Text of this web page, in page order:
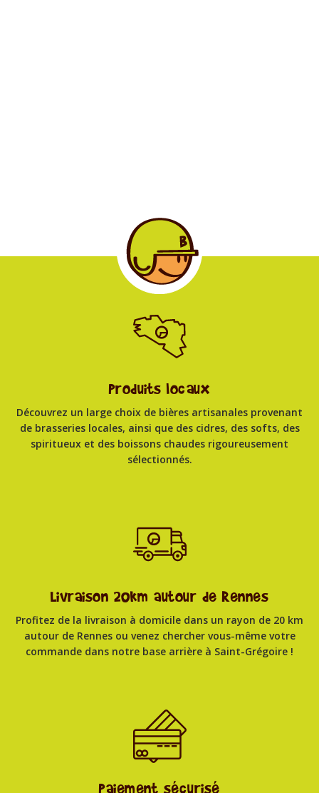
Produits locaux
Découvrez un large choix de bières artisanales provenant
de brasseries locales, ainsi que des cidres, des softs, des
spiritueux et des boissons chaudes rigoureusement
sélectionnés.
Livraison 20km autour de Rennes
Profitez de la livraison à domicile dans un rayon de 20 km
autour de Rennes ou venez chercher vous-même votre
commande dans notre base arrière à Saint-Grégoire !
Paiement sécurisé